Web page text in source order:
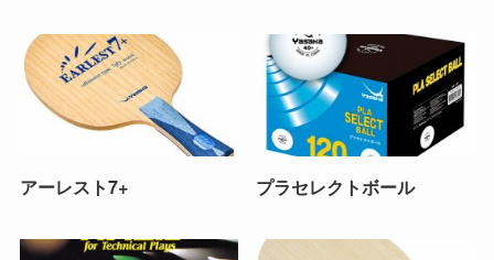
アーレスト7+ プラセレクトボール